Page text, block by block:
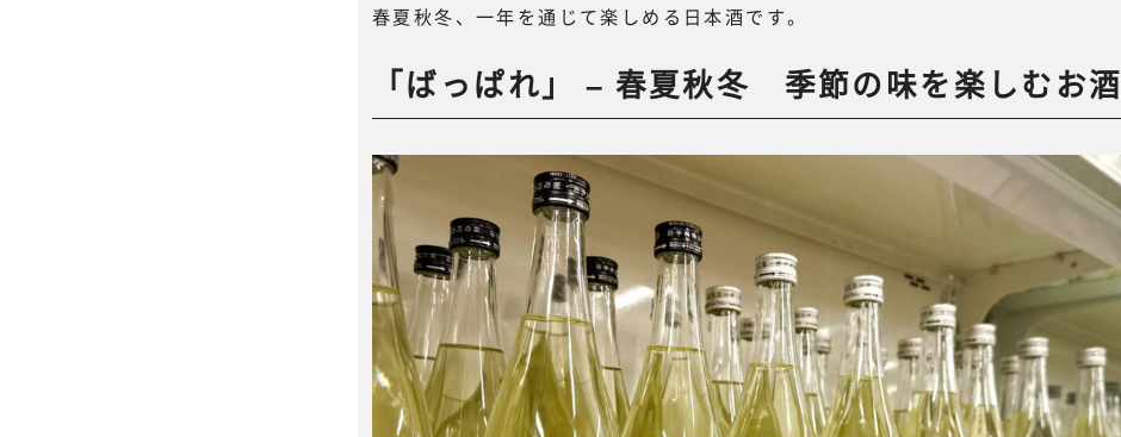
春夏秋冬、一年を通じて楽しめる日本酒です。
「ばっぱれ」 – 春夏秋冬 季節の味を楽しむお酒